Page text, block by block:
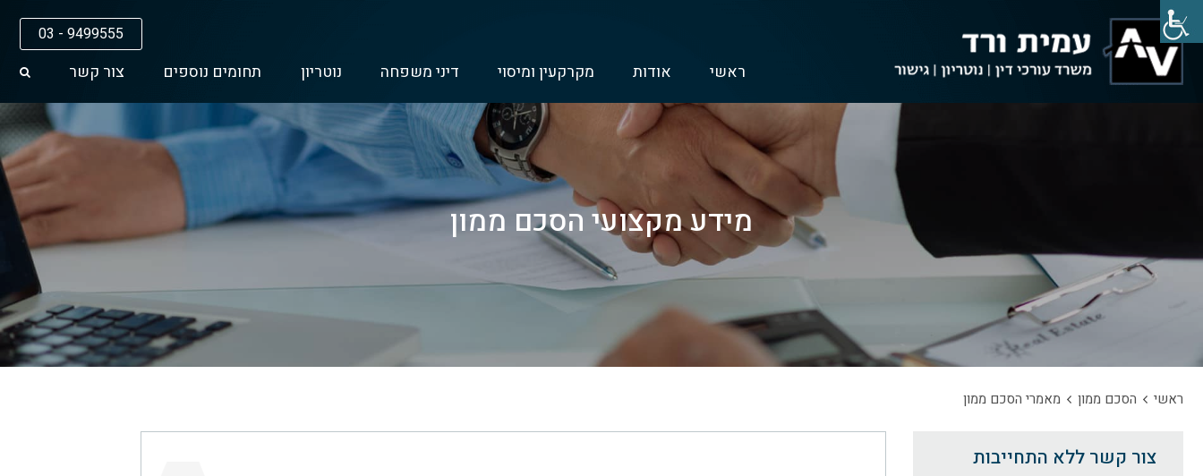
03 - 9499555
ראשי אודות מקרקעין ומיסוי דיני משפחה נוטריון תחומים נוספים צור קשר
מידע מקצועי הסכם ממון
ראשי הסכם ממון מאמרי הסכם ממון
צור קשר ללא התחייבות